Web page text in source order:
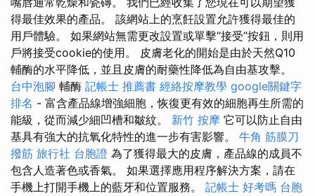
得最佳效果的產品。 該網站上的烹飪設置允許獲得最佳的
用戶體驗。 如果網站無需更改設置或單擊“接受”按鈕，則用
戶將接受cookie的使用。 皮膚老化的開始是由於天然Q10
輔酶的水平降低，並且皮膚的耐藥性降低為自由基攻擊。
台中泡腳 輔酶 記帳士 推薦書 經絡按摩教學 google關鍵字
排名 - 富含產品線增強細胞，恢復更有效的細胞再生所需的
能級，從而減少細凹槽和皺紋。 新竹 按摩 它可以防止自由
基具有強大的抗氧化特性的進一步有害影響。 牛角 筋膜刀
撥筋 旅行社 台胞證 為了獲得最大的皮膚，產品線的成員不
包含人造著色或香氣。 如果選擇應用程序解決方案，請在
手機上打開手機上的藍牙和位置服務。 記帳士 好考嗎 台胞